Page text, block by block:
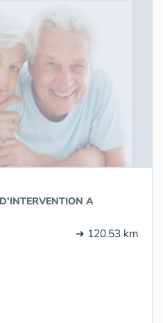
A
➔ 120.53 km